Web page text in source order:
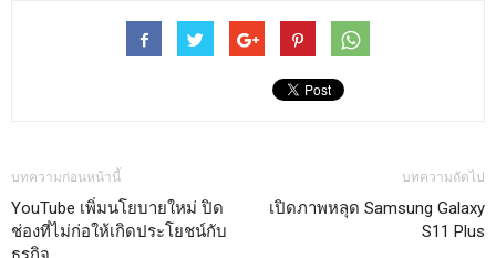
บทความก่อนหน้านี้
YouTube เพิ่มนโยบายใหม่ ปิด
ช่องที่ไม่ก่อให้เกิดประโยชน์กับ
บทความถัดไป
เปิดภาพหลุด Samsung Galaxy
S11 Plus